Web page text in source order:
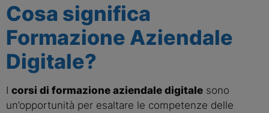
Cosa significa
Formazione Aziendale
Digitale?
I corsi di formazione aziendale digitale sono
un’opportunità per esaltare le competenze delle